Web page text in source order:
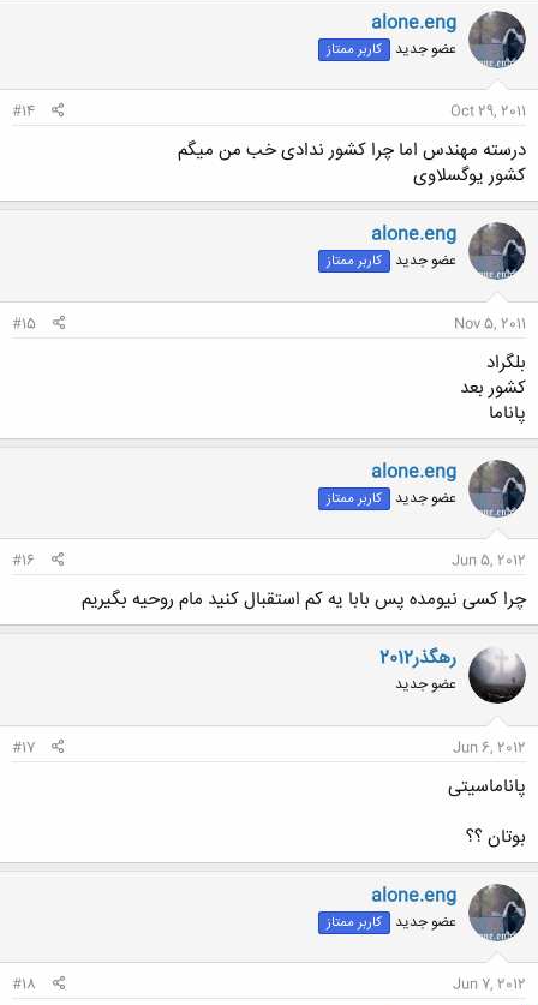
alone.eng
عضو جدید کاربر ممتاز
Oct 29, 2011
#14
درسته مهندس اما چرا کشور ندادی خب من میگم
کشور یوگسلاوی
alone.eng
عضو جدید کاربر ممتاز
Nov 5, 2011
#15
بلگراد
کشور بعد
پاناما
alone.eng
عضو جدید کاربر ممتاز
Jun 5, 2012
#16
چرا کسی نیومده پس بابا یه کم استقبال کنید مام روحیه بگیریم
رهگذر2012
عضو جدید
Jun 6, 2012
#17
پاناماسیتی
بوتان ؟؟
alone.eng
عضو جدید کاربر ممتاز
Jun 7, 2012
#18